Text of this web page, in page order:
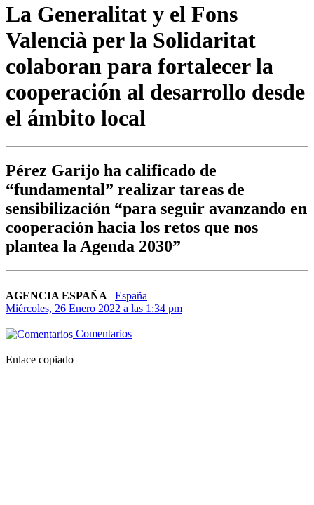
La Generalitat y el Fons
Valencià per la Solidaritat
colaboran para fortalecer la
cooperación al desarrollo desde
el ámbito local
Pérez Garijo ha calificado de
“fundamental” realizar tareas de
sensibilización “para seguir avanzando en
cooperación hacia los retos que nos
plantea la Agenda 2030”
AGENCIA ESPAÑA | España
Miércoles, 26 Enero 2022 a las 1:34 pm
Comentarios
Enlace copiado